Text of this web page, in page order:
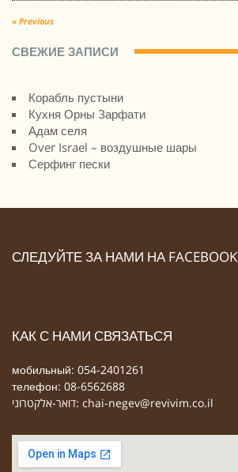
« Previous
СВЕЖИЕ ЗАПИСИ
Корабль пустыни
Кухня Орны Зарфати
Адам селя
Over Israel – воздушные шары
Серфинг пески
СЛЕДУЙТЕ ЗА НАМИ НА FACEBOOK
КАК С НАМИ СВЯЗАТЬСЯ
мобильный: 054-2401261
телефон: 08-6562688
דואר-אלקטרוני: chai-negev@revivim.co.il